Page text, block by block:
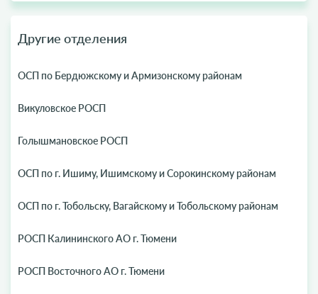
Другие отделения
ОСП по Бердюжскому и Армизонскому районам
Викуловское РОСП
Голышмановское РОСП
ОСП по г. Ишиму, Ишимскому и Сорокинскому районам
ОСП по г. Тобольску, Вагайскому и Тобольскому районам
РОСП Калининского АО г. Тюмени
РОСП Восточного АО г. Тюмени